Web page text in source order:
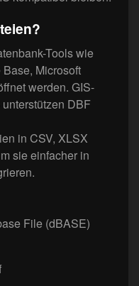
Tools wie
Microsoft
werden. GIS-
DBF
in CSV, XLSX
sie einfacher in
File (dBASE)